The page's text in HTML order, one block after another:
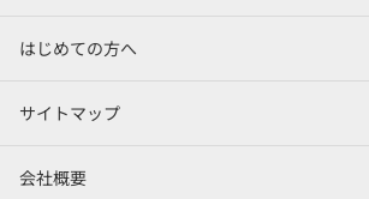
はじめての方へ
サイトマップ
会社概要